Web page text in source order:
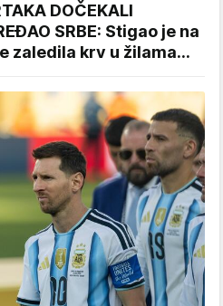
DOČEKALI
SRBE: Stigao je na
zaledila krv u žilama...